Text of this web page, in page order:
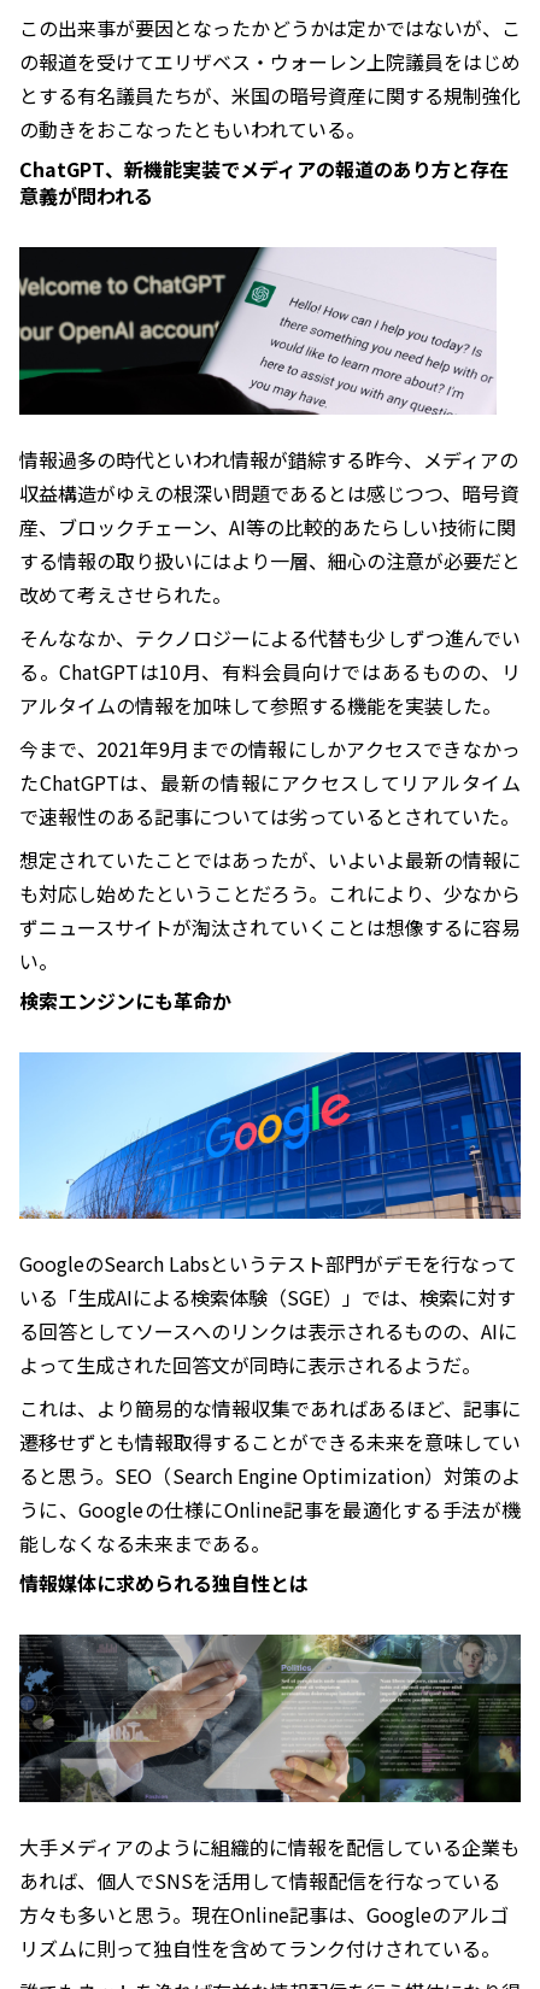
この出来事が要因となったかどうかは定かではないが、こ
の報道を受けてエリザベス・ウォーレン上院議員をはじめ
とする有名議員たちが、米国の暗号資産に関する規制強化
の動きをおこなったともいわれている。
ChatGPT、新機能実装でメディアの報道のあり方と存在
意義が問われる
情報過多の時代といわれ情報が錯綜する昨今、メディアの
収益構造がゆえの根深い問題であるとは感じつつ、暗号資
産、ブロックチェーン、AI等の比較的あたらしい技術に関
する情報の取り扱いにはより一層、細心の注意が必要だと
改めて考えさせられた。
そんななか、テクノロジーによる代替も少しずつ進んでい
る。ChatGPTは10月、有料会員向けではあるものの、リ
アルタイムの情報を加味して参照する機能を実装した。
今まで、2021年9月までの情報にしかアクセスできなかっ
たChatGPTは、最新の情報にアクセスしてリアルタイム
で速報性のある記事については劣っているとされていた。
想定されていたことではあったが、いよいよ最新の情報に
も対応し始めたということだろう。これにより、少なから
ずニュースサイトが淘汰されていくことは想像するに容易
い。
検索エンジンにも革命か
GoogleのSearch Labsというテスト部門がデモを行なって
いる「生成AIによる検索体験（SGE）」では、検索に対す
る回答としてソースへのリンクは表示されるものの、AIに
よって生成された回答文が同時に表示されるようだ。
これは、より簡易的な情報収集であればあるほど、記事に
遷移せずとも情報取得することができる未来を意味してい
ると思う。SEO（Search Engine Optimization）対策のよ
うに、Googleの仕様にOnline記事を最適化する手法が機
能しなくなる未来まである。
情報媒体に求められる独自性とは
大手メディアのように組織的に情報を配信している企業も
あれば、個人でSNSを活用して情報配信を行なっている
方々も多いと思う。現在Online記事は、Googleのアルゴ
リズムに則って独自性を含めてランク付けされている。